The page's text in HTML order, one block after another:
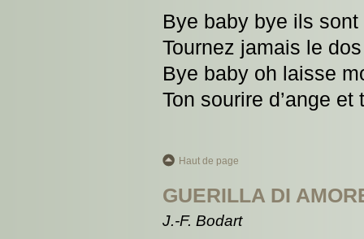
Bye baby bye ils sont
Tournez jamais le
Bye baby oh laisse
Ton sourire d’ange et
Haut de page
GUERILLA DI
J.-F. Bodart